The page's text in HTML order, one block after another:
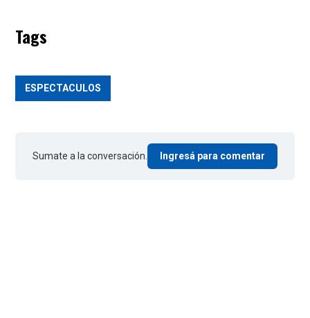
Tags
ESPECTACULOS
Sumate a la conversación. Ingresá para comentar